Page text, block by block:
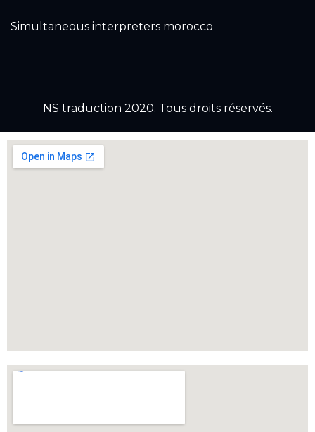
Simultaneous interpreters morocco
NS traduction 2020. Tous droits réservés.